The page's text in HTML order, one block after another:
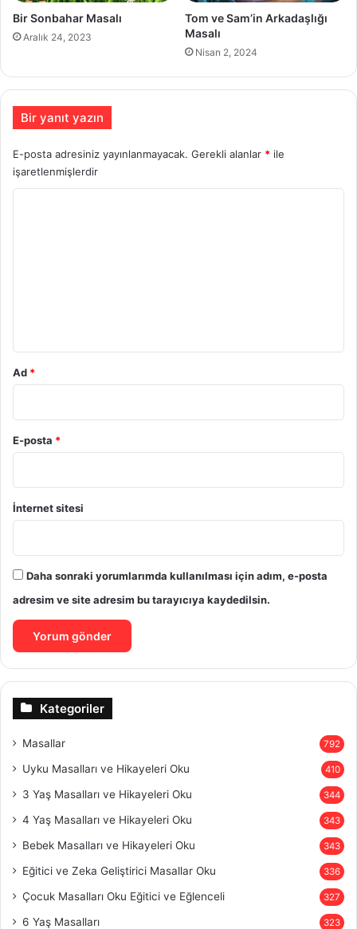
Bir Sonbahar Masalı
Aralık 24, 2023
Tom ve Sam’in Arkadaşlığı
Masalı
Nisan 2, 2024
Bir yanıt yazın
E-posta adresiniz yayınlanmayacak. Gerekli alanlar * ile
işaretlenmişlerdir
Ad *
E-posta *
İnternet sitesi
Daha sonraki yorumlarımda kullanılması için adım, e-posta
adresim ve site adresim bu tarayıcıya kaydedilsin.
Kategoriler
Masallar 792
Uyku Masalları ve Hikayeleri Oku 410
3 Yaş Masalları ve Hikayeleri Oku 344
4 Yaş Masalları ve Hikayeleri Oku 343
Bebek Masalları ve Hikayeleri Oku 343
Eğitici ve Zeka Geliştirici Masallar Oku 336
Çocuk Masalları Oku Eğitici ve Eğlenceli 327
6 Yaş Masalları 323